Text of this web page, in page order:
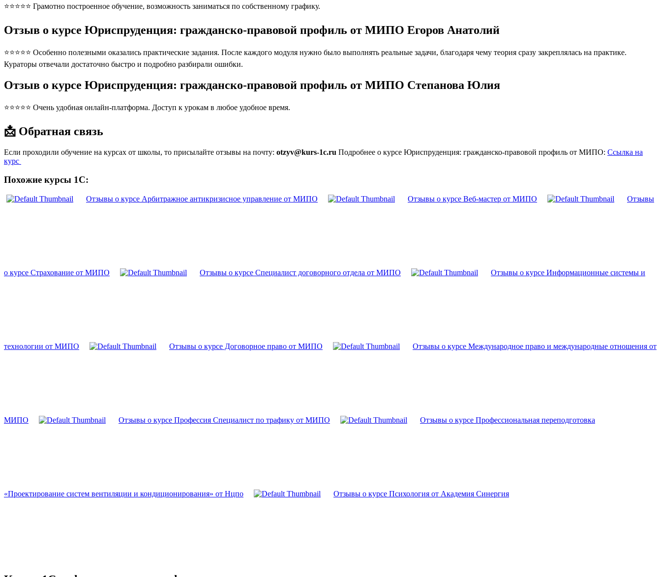
⭐⭐⭐⭐⭐ Грамотно построенное обучение, возможность заниматься по собственному графику.
Отзыв о курсе Юриспруденция: гражданско-правовой профиль от МИПО Егоров Анатолий
⭐⭐⭐⭐⭐ Особенно полезными оказались практические задания. После каждого модуля нужно было выполнять реальные задачи, благодаря чему теория сразу закреплялась на практике.
Кураторы отвечали достаточно быстро и подробно разбирали ошибки.
Отзыв о курсе Юриспруденция: гражданско-правовой профиль от МИПО Степанова Юлия
⭐⭐⭐⭐⭐ Очень удобная онлайн-платформа. Доступ к урокам в любое удобное время.
📩 Обратная связь
Если проходили обучение на курсах от школы, то присылайте отзывы на почту: otzyv@kurs-1c.ru Подробнее о курсе Юриспруденция: гражданско-правовой профиль от МИПО: Ссылка на
курс
Похожие курсы 1С:
Отзывы о курсе Арбитражное антикризисное управление от МИПО Отзывы о курсе Веб-мастер от МИПО Отзывы
о курсе Страхование от МИПО Отзывы о курсе Специалист договорного отдела от МИПО Отзывы о курсе Информационные системы и
технологии от МИПО Отзывы о курсе Договорное право от МИПО Отзывы о курсе Международное право и международные отношения от
МИПО Отзывы о курсе Профессия Специалист по трафику от МИПО Отзывы о курсе Профессиональная переподготовка
«Проектирование систем вентиляции и кондиционирования» от Нцпо Отзывы о курсе Психология от Академия Синергия